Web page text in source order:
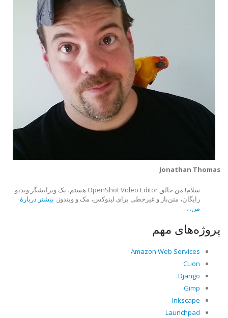
Jonathan Thomas
سلام! من خالق OpenShot Video Editor هستم، یک ویرایشگر ویدیو
رایگان، متن‌باز و غیرخطی برای لینوکس، مک و ویندوز. بیشتر دربارهٔ
من...
پروژه‌های مهم
Amazon Web Services
CLion
Django
Gimp
Inkscape
Launchpad